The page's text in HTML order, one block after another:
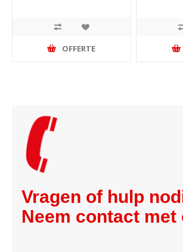
OFFERTE
Vragen of hulp
Neem contact met